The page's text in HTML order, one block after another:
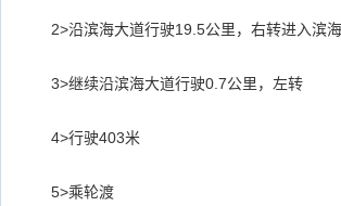
2>沿滨海大道行驶19.5公里，右转进入滨
3>继续沿滨海大道行驶0.7公里，左转
4>行驶403米
5>乘轮渡